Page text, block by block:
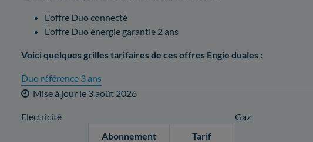
L'offre Duo connecté
L'offre Duo énergie garantie 2 ans
Voici quelques grilles tarifaires de ces offres Engie duales :
Duo référence 3 ans
Mise à jour le 3 août 2026
Electricité
Abonnement
Tarif
Gaz